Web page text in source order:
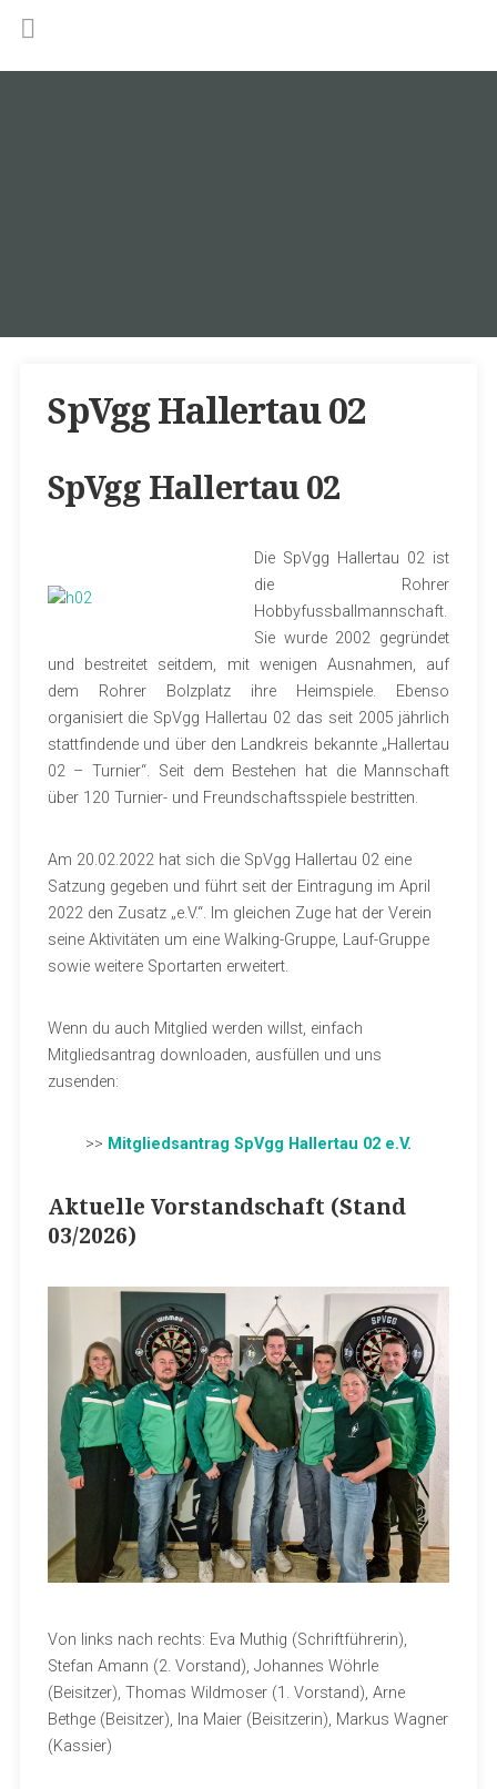
SpVgg Hallertau 02
SpVgg Hallertau 02
Die SpVgg Hallertau 02 ist
die Rohrer
Hobbyfussballmannschaft.
Sie wurde 2002 gegründet
und bestreitet seitdem, mit wenigen Ausnahmen, auf
dem Rohrer Bolzplatz ihre Heimspiele. Ebenso
organisiert die SpVgg Hallertau 02 das seit 2005 jährlich
stattfindende und über den Landkreis bekannte „Hallertau
02 – Turnier“. Seit dem Bestehen hat die Mannschaft
über 120 Turnier- und Freundschaftsspiele bestritten.
Am 20.02.2022 hat sich die SpVgg Hallertau 02 eine
Satzung gegeben und führt seit der Eintragung im April
2022 den Zusatz „e.V.“. Im gleichen Zuge hat der Verein
seine Aktivitäten um eine Walking-Gruppe, Lauf-Gruppe
sowie weitere Sportarten erweitert.
Wenn du auch Mitglied werden willst, einfach
Mitgliedsantrag downloaden, ausfüllen und uns
zusenden:
>> Mitgliedsantrag SpVgg Hallertau 02 e.V.
Aktuelle Vorstandschaft (Stand
03/2026)
Von links nach rechts: Eva Muthig (Schriftführerin),
Stefan Amann (2. Vorstand), Johannes Wöhrle
(Beisitzer), Thomas Wildmoser (1. Vorstand), Arne
Bethge (Beisitzer), Ina Maier (Beisitzerin), Markus Wagner
(Kassier)